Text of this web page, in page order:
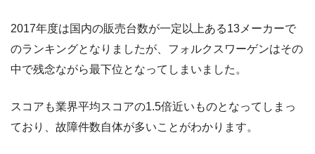
2017年度は国内の販売台数が一定以上ある13メーカーで
のランキングとなりましたが、フォルクスワーゲンはその
中で残念ながら最下位となってしまいました。
スコアも業界平均スコアの1.5倍近いものとなってしまっ
ており、故障件数自体が多いことがわかります。